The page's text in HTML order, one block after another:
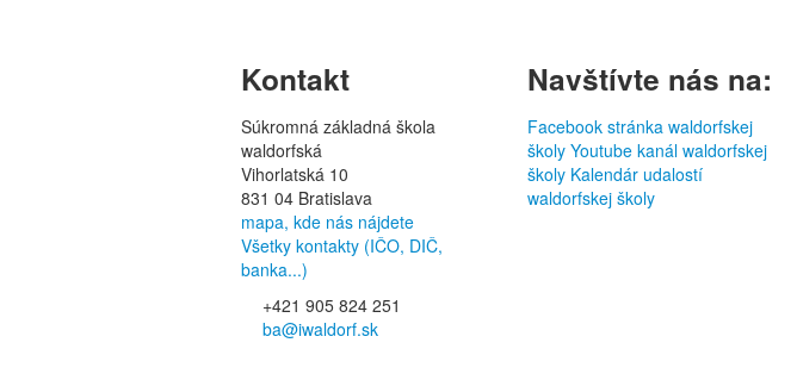
Kontakt
Súkromná základná škola
waldorfská
Vihorlatská 10
831 04 Bratislava
mapa, kde nás nájdete
Všetky kontakty (IČO, DIČ,
banka...)
+421 905 824 251
ba@iwaldorf.sk
Navštívte nás na:
Facebook stránka waldorfskej
školy Youtube kanál waldorfskej
školy Kalendár udalostí
waldorfskej školy